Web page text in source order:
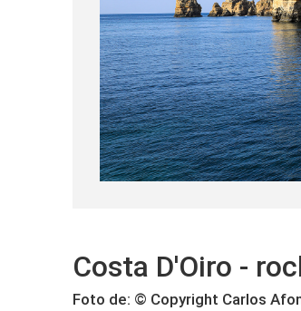
Costa D'Oiro -
Foto de: © Copyright Carlos